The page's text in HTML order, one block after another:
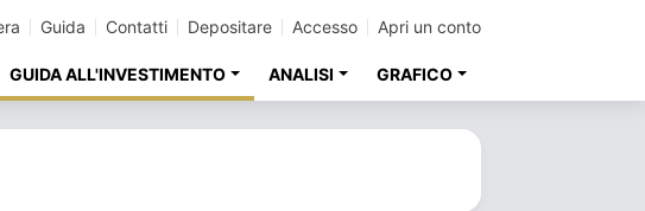
Guida Contatti Depositare Accesso Apri un conto
GUIDA ALL'INVESTIMENTO ANALISI GRAFICO